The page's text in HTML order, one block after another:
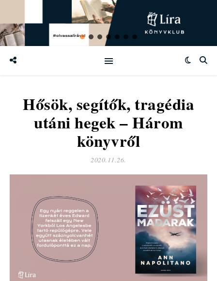
Hősök, segítők, tragédia
utáni hegek – Három
könyvről
2020.11.26.